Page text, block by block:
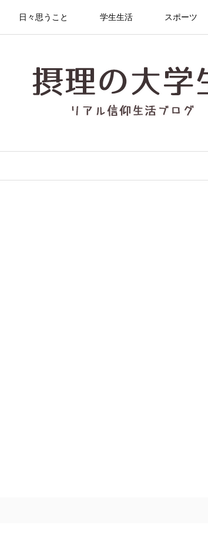
日々思うこと 学生生活 スポーツ